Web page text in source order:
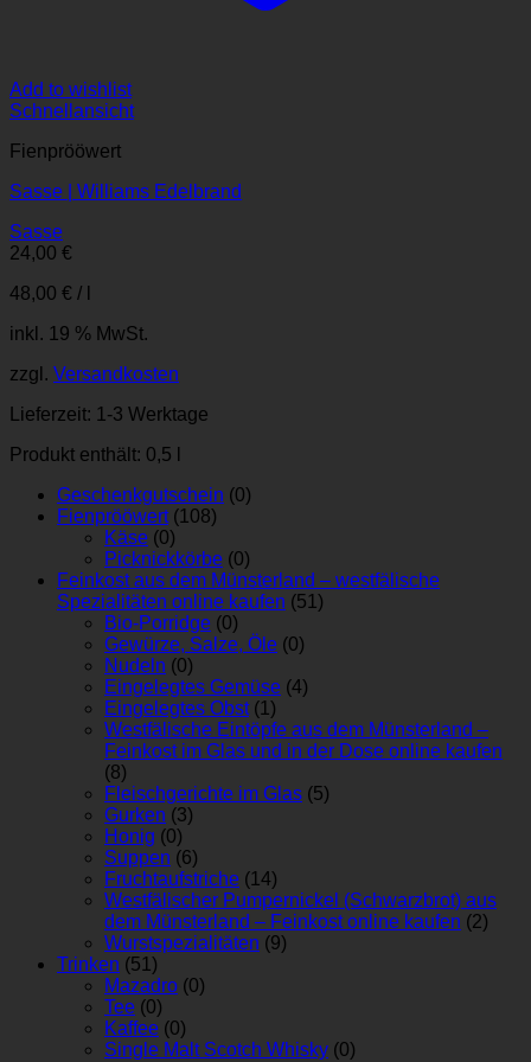
Add to wishlist
Schnellansicht
Fienprööwert
Sasse | Williams Edelbrand
Sasse
24,00 €
48,00 € /
inkl. 19 % MwSt.
zzgl. Versandkosten
Lieferzeit: 1-3 Werktage
Produkt enthält: 0,5
Geschenkgutschein (0)
Fienprööwert (108)
Käse (0)
Picknickkörbe (0)
Feinkost aus dem Münsterland – westfälische
Spezialitäten online kaufen (51)
Bio-Porridge (0)
Gewürze, Salze, Öle (0)
Nudeln (0)
Eingelegtes Gemüse (4)
Eingelegtes Obst (1)
Westfälische Eintöpfe aus dem Münsterland –
Feinkost im Glas und in der Dose online kaufen
(8)
Fleischgerichte im Glas (5)
Gurken (3)
Honig (0)
Suppen (6)
Fruchtaufstriche (14)
Westfälischer Pumpernickel (Schwarzbrot) aus
dem Münsterland – Feinkost online kaufen (2)
Wurstspezialitäten (9)
Trinken (51)
Mazadro (0)
Tee (0)
Kaffee (0)
Single Malt Scotch Whisky (0)